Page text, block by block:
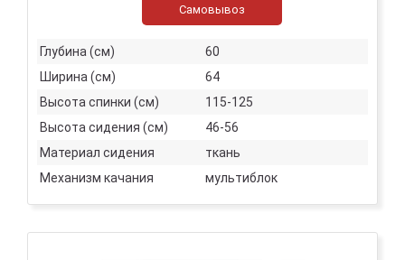
Самовывоз
Глубина (см)
60
Ширина (см)
64
Высота спинки (см)
115-125
Высота сидения (см)
46-56
Материал сидения
ткань
Механизм качания
мультиблок